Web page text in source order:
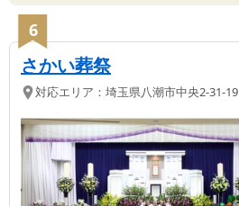
6
さかい葬祭
対応エリア： 埼玉県八潮市中央2-31-19